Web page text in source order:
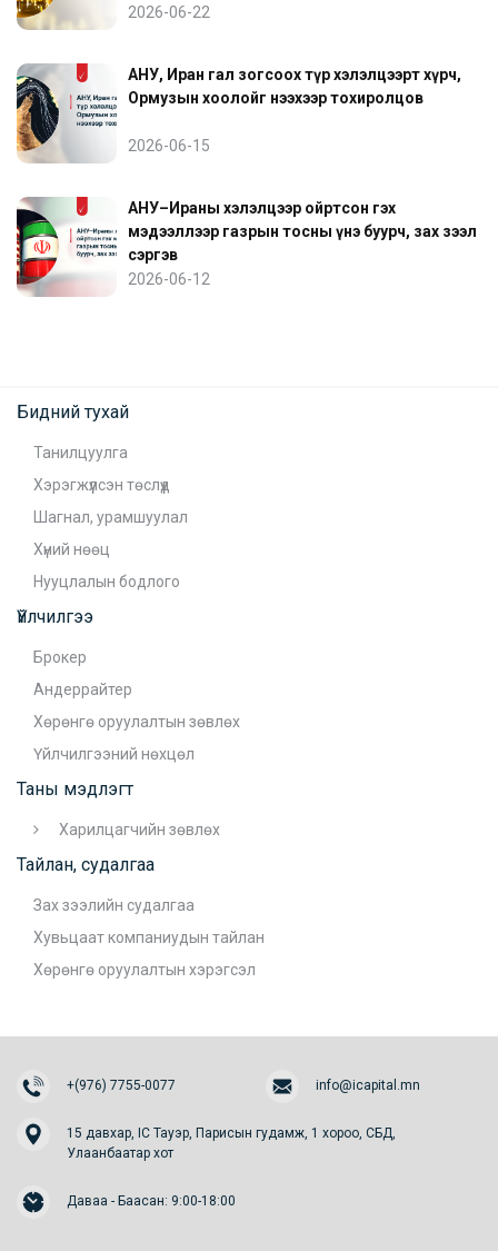
2026-06-22
АНУ, Иран гал зогсоох түр хэлэлцээрт хүрч,
Ормузын хоолойг нээхээр тохиролцов
2026-06-15
АНУ–Ираны хэлэлцээр ойртсон гэх
мэдээллээр газрын тосны үнэ буурч, зах зээл
сэргэв
2026-06-12
Бидний тухай
Танилцуулга
Хэрэгжүүлсэн төслүүд
Шагнал, урамшуулал
Хүний нөөц
Нууцлалын бодлого
Үйлчилгээ
Брокер
Андеррайтер
Хөрөнгө оруулалтын зөвлөх
Үйлчилгээний нөхцөл
Таны мэдлэгт
Харилцагчийн зөвлөх
Тайлан, судалгаа
Зах зээлийн судалгаа
Хувьцаат компаниудын тайлан
Хөрөнгө оруулалтын хэрэгсэл
+(976) 7755-0077 info@icapital.mn
15 давхар, IC Тауэр, Парисын гудамж, 1 хороо, СБД,
Улаанбаатар хот
Даваа - Баасан: 9:00-18:00